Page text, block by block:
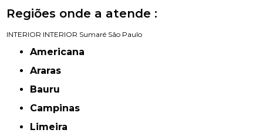
Regiões onde a atende :
INTERIOR INTERIOR Sumaré São Paulo
Americana
Araras
Bauru
Campinas
Limeira